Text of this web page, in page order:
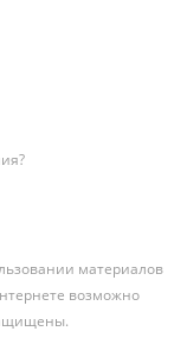
материалов
возможно